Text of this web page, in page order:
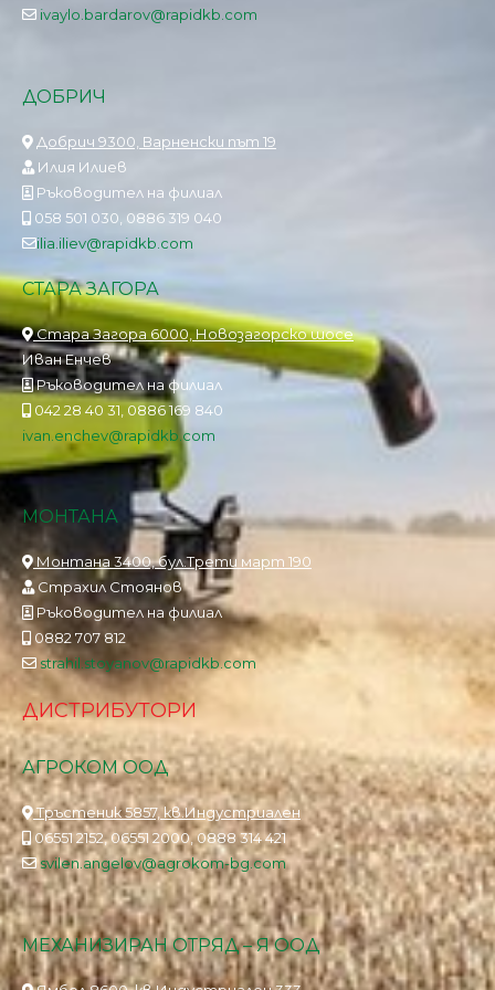
ivaylo.bardarov@rapidkb.com
ДОБРИЧ
Добрич 9300, Варненски път 19
Илия Илиев
Ръководител на филиал
058 501 030, 0886 319 040
ilia.iliev@rapidkb.com
СТАРА ЗАГОРА
Стара Загора 6000, Новозагорско шосе
Иван Енчев
Ръководител на филиал
042 28 40 31, 0886 169 840
ivan.enchev@rapidkb.com
МОНТАНА
Монтана 3400, бул.Трети март 190
Страхил Стоянов
Ръководител на филиал
0882 707 812
strahil.stoyanov@rapidkb.com
ДИСТРИБУТОРИ
АГРОКОМ ООД
Тръстеник 5857, кв.Индустриален
06551 2152, 06551 2000, 0888 314 421
svilen.angelov@agrokom-bg.com
МЕХАНИЗИРАН ОТРЯД – Я ООД